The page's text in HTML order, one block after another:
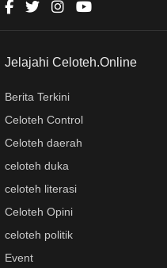
Jelajahi Celoteh.Online
Berita Terkini
Celoteh Control
Celoteh daerah
celoteh duka
celoteh literasi
Celoteh Opini
celoteh politik
Event